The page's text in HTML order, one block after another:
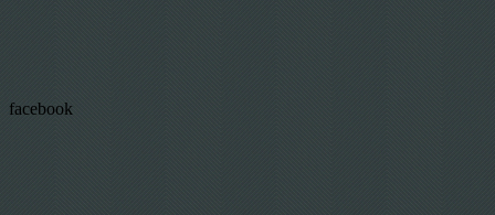
facebook